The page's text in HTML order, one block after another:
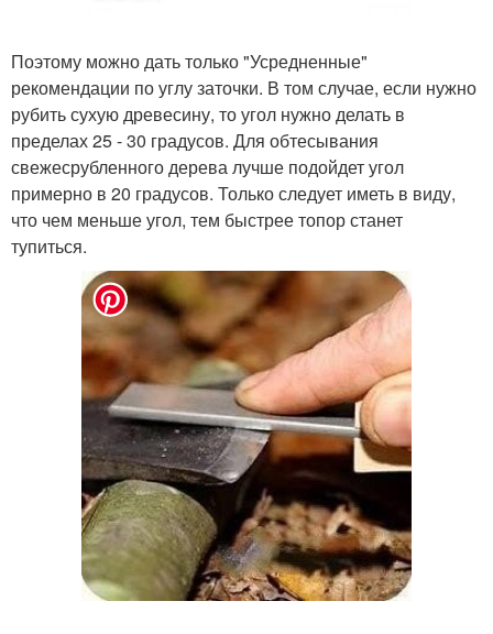
Поэтому можно дать только "Усредненные"
рекомендации по углу заточки. В том случае, если нужно
рубить сухую древесину, то угол нужно делать в
пределах 25 - 30 градусов. Для обтесывания
свежесрубленного дерева лучше подойдет угол
примерно в 20 градусов. Только следует иметь в виду,
что чем меньше угол, тем быстрее топор станет
тупиться.